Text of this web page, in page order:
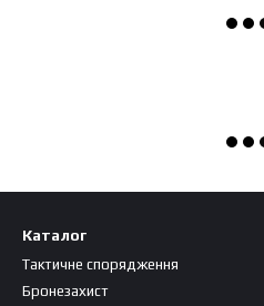
Каталог
Тактичне спорядження
Бронезахист